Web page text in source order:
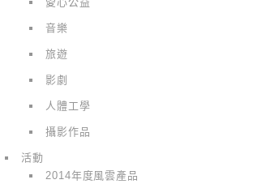
音樂
旅遊
影劇
人體工學
攝影作品
活動
2014年度風雲產品